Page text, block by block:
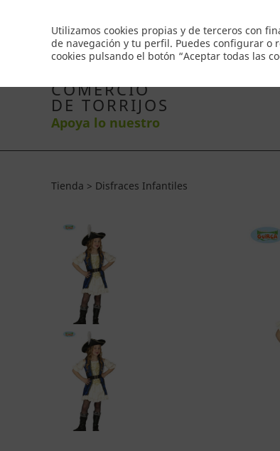
Utilizamos cookies propias y de terceros con
de navegación y tu perfil. Puedes configurar o
cookies pulsando el botón “Aceptar todas las
Inicio Productos Comercios Ofertas
COMERCIO
DE TORRIJOS
Apoya lo nuestro
Tienda > Disfraces Infantiles